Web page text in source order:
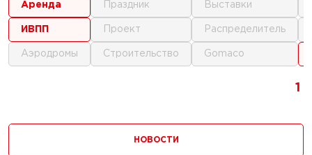
1
НОВОСТИ
аренда
ИВПП
аэродромы
праздник
проект
строительство
выставки
распределитель
gomaco